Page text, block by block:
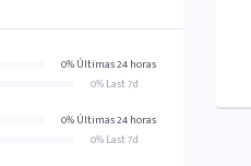
0% Últimas 24 horas
0% Last 7d
0% Últimas 24 horas
0% Last 7d